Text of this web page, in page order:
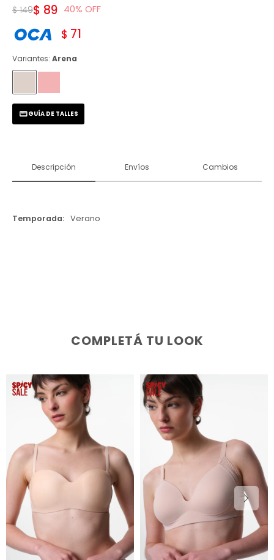
$ 89
$ 149 40
$ 71
Variantes: Arena
GUÍA DE TALLES
Descripción Envíos Cambios
Temporada Verano
COMPLETÁ TU LOOK